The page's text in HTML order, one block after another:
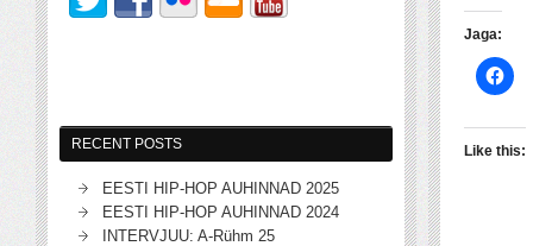
Jaga:
Like this:
RECENT POSTS
EESTI HIP-HOP AUHINNAD 2025
EESTI HIP-HOP AUHINNAD 2024
INTERVJUU: A-Rühm 25